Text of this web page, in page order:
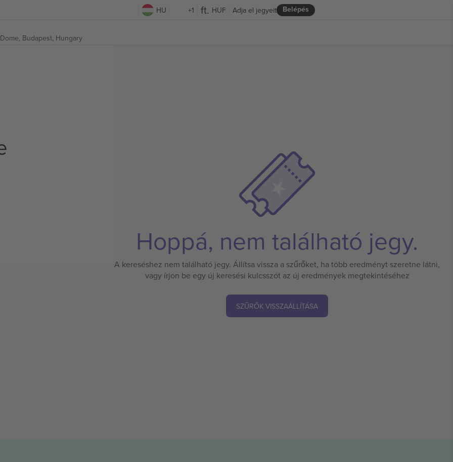
HU +1 HUF Belépés
Adja el jegyeit
Budapest, Hungary
Hoppá, nem található jegy.
A kereséshez nem található jegy. Állítsa vissza a szűrőket, ha több eredményt szeretne látni,
vagy írjon be egy új keresési kulcsszót az új eredmények megtekintéséhez
SZŰRŐK VISSZAÁLLÍTÁSA